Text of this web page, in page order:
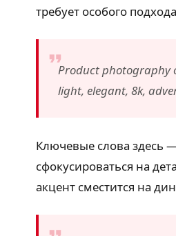
требует особого
Product photography
light, elegant, 8k,
Ключевые слова здесь
сфокусироваться на
акцент сместится на